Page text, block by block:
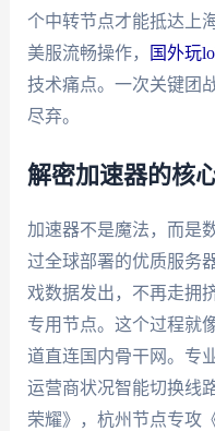
个中转节点才能抵达上
美服流畅操作，
国外玩
技术痛点。一次关键团
尽弃。
解密加速器的核
加速器不是魔法，而是
过全球部署的优质服务
戏数据发出，不再走拥
专用节点。这个过程就
道直连国内骨干网。专
运营商状况智能切换线
荣耀》，杭州节点专攻